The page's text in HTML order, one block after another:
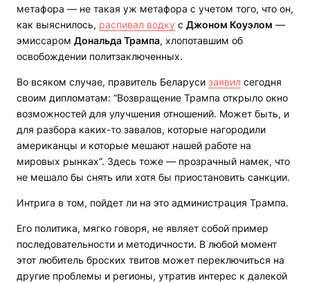
метафора — не такая уж метафора с учетом того, что он,
как выяснилось, распивал водку с Джоном Коуэлом —
эмиссаром Дональда Трампа, хлопотавшим об
освобождении политзаключенных.
Во всяком случае, правитель Беларуси заявил сегодня
своим дипломатам: “Возвращение Трампа открыло окно
возможностей для улучшения отношений. Может быть, и
для разбора каких-то завалов, которые нагородили
американцы и которые мешают нашей работе на
мировых рынках“. Здесь тоже — прозрачный намек, что
не мешало бы снять или хотя бы приостановить санкции.
Интрига в том, пойдет ли на это администрация Трампа.
Его политика, мягко говоря, не являет собой пример
последовательности и методичности. В любой момент
этот любитель броских твитов может переключиться на
другие проблемы и регионы, утратив интерес к далекой